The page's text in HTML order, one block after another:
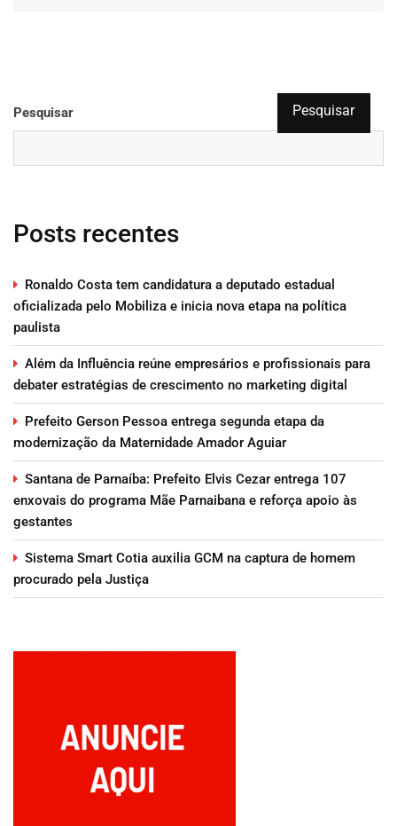
Pesquisar Pesquisar
Posts recentes
Ronaldo Costa tem candidatura a deputado estadual
oficializada pelo Mobiliza e inicia nova etapa na política
paulista
Além da Influência reúne empresários e profissionais para
debater estratégias de crescimento no marketing digital
Prefeito Gerson Pessoa entrega segunda etapa da
modernização da Maternidade Amador Aguiar
Santana de Parnaíba: Prefeito Elvis Cezar entrega 107
enxovais do programa Mãe Parnaibana e reforça apoio às
gestantes
Sistema Smart Cotia auxilia GCM na captura de homem
procurado pela Justiça